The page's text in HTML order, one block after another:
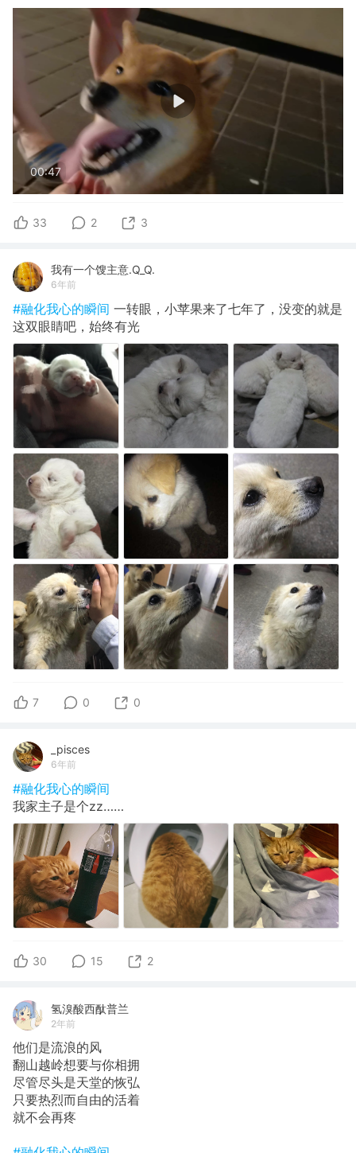
00:47
33 2 3
我有一个馊主意.Q_Q.
6年前
#融化我心的瞬间 一转眼，小苹果来了七年了，没变的就是
这双眼睛吧，始终有光
7 0 0
_pisces
6年前
#融化我心的瞬间
我家主子是个zz……
30 15 2
氢溴酸西酞普兰
2年前
他们是流浪的风
翻山越岭想要与你相拥
尽管尽头是天堂的恢弘
只要热烈而自由的活着
就不会再疼